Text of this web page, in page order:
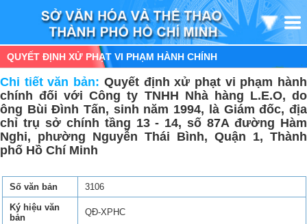
QUYẾT ĐỊNH XỬ PHẠT VI PHẠM HÀNH CHÍNH
Chi tiết văn bản: Quyết định xử phạt vi phạm hành
chính đối với Công ty TNHH Nhà hàng L.E.O, do
ông Bùi Đình Tấn, sinh năm 1994, là Giám đốc, địa
chỉ trụ sở chính tầng 13 - 14, số 87A đường Hàm
Nghi, phường Nguyễn Thái Bình, Quận 1, Thành
phố Hồ Chí Minh
Số văn bản
3106
Ký hiệu văn
bản
QĐ-XPHC